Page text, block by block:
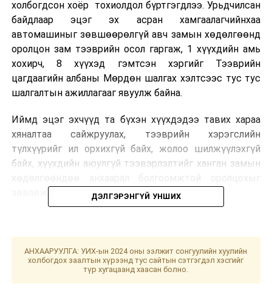
холбогдсон хоёр тохиолдол бүртгэгдлээ. Урьдчилсан
байдлаар эцэг эх асран хамгаалагчийнхаа
автомашиныг зөвшөөрөлгүй авч замын хөдөлгөөнд
оролцон зам тээврийн осол гаргаж, 1 хүүхдийн амь
хохирч, 8 хүүхэд гэмтсэн хэргийг Тээврийн
цагдаагийн албаны Мөрдөн шалгах хэлтсээс тус тус
шалгалтын ажиллагааг явуулж байна.
Иймд эцэг эхчүүд та бүхэн хүүхдэдээ тавих хараа
хяналтаа сайжруулах, тээврийн хэрэгслийн
түлхүүрийг ил орхихгүй байх, жолоо шилжүүлэхгүй
байх, хүүхдийн аюулгүй тээвэрлэлтийг ханган замын
Нөөцийн махыг 8 дүүргийн 38 байршилд хямдралтай
үнээр борлуулж байна
ДЭЛГЭРЭНГҮЙ УНШИХ
АНХААРУУЛГА: УИХ-ын 2024 оны ээлжит сонгуулийн хуулийн
холбогдох заалтын хүрээнд тус сайтын сэтгэгдэл хэсгийг
түр хугацаанд хаасан болно.